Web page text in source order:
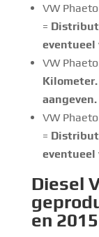
VW
=
eventueel
VW
aangeven.
VW
=
eventueel
Diesel
en 2015